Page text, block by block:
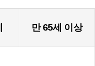
만 65세 이상